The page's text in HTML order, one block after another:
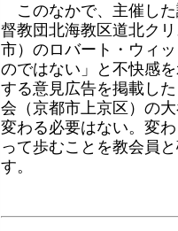
このなかで、主催し
督教団北海教区道北ク
市）のロバート・ウィ
のではない」と不快感
する意見広告を掲載し
会（京都市上京区）の
変わる必要はない。変
って歩むことを教会員
す。